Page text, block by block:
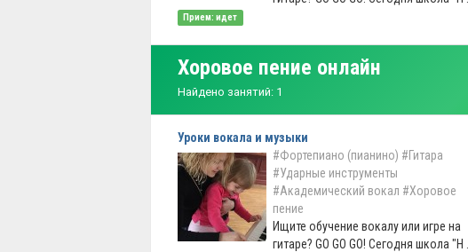
Прием: идет
Хоровое пение онлайн
Найдено занятий: 1
Уроки вокала и музыки
#Фортепиано (пианино) #Гитара
#Ударные инструменты
#Академический вокал #Хоровое
пение
Ищите обучение вокалу или игре на
гитаре? GO GO GO! Сегодня школа "Н ...